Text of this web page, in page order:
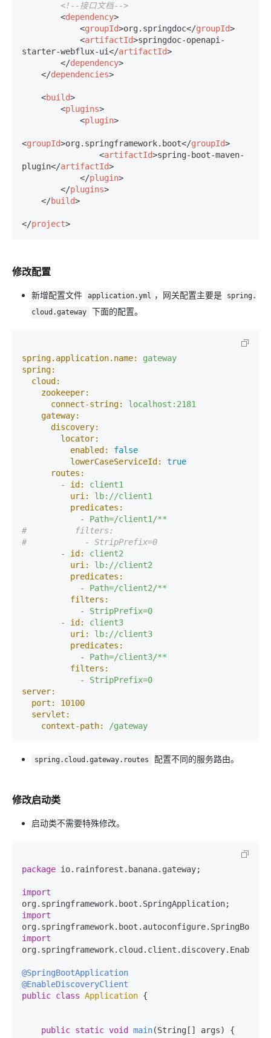
<!--接口文档-->
<dependency>
<groupId>org.springdoc</groupId>
<artifactId>springdoc-openapi-
starter-webflux-ui</artifactId>
</dependency>
</dependencies>
<build>
<plugins>
<plugin>
<groupId>org.springframework.boot</groupId>
<artifactId>spring-boot-maven-
plugin</artifactId>
</plugin>
</plugins>
</build>
</project>
修改配置
新增配置文件 application.yml ，网关配置主要是
spring.
cloud.gateway
下面的配置。
spring.application.name:
gateway
spring:
cloud:
zookeeper:
connect-string:
localhost:2181
gateway:
discovery:
locator:
enabled:
false
lowerCaseServiceId:
true
routes:
-
id:
client1
uri:
lb://client1
predicates:
-
Path=/client1/**
#          filters:
#            - StripPrefix=0
-
id:
client2
uri:
lb://client2
predicates:
-
Path=/client2/**
filters:
-
StripPrefix=0
-
id:
client3
uri:
lb://client3
predicates:
-
Path=/client3/**
filters:
-
StripPrefix=0
server:
port:
10100
servlet:
context-path:
/gateway
spring.cloud.gateway.routes 配置不同的服务路由。
修改启动类
启动类不需要特殊修改。
package io.rainforest.banana.gateway;
import
import
import
@SpringBootApplication
@EnableDiscoveryClient
public class Application {
public static void main(String[] args) {